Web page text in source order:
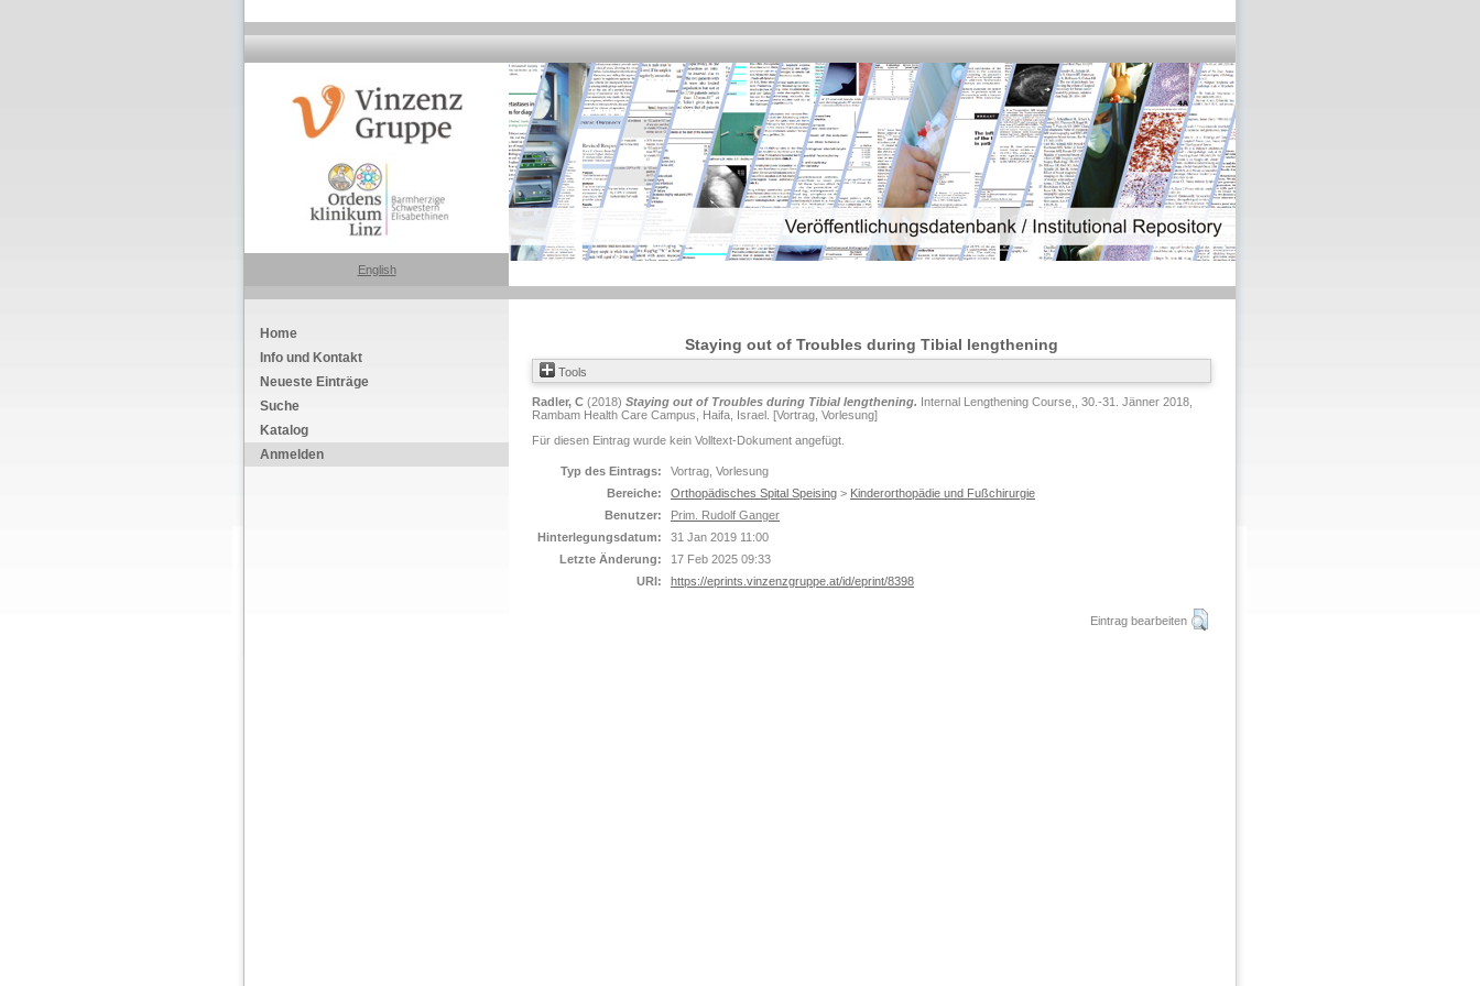
English
Home
Info und Kontakt
Neueste Einträge
Suche
Katalog
Anmelden
Staying out of Troubles during Tibial lengthening
Tools
Radler, C (2018) Staying out of Troubles during Tibial lengthening. Internal Lengthening Course,, 30.-31. Jänner 2018,
Rambam Health Care Campus, Haifa, Israel. [Vortrag, Vorlesung]
Für diesen Eintrag wurde kein Volltext-Dokument angefügt.
Typ des Eintrags:
Vortrag, Vorlesung
Bereiche:
Orthopädisches Spital Speising > Kinderorthopädie und Fußchirurgie
Benutzer:
Prim. Rudolf Ganger
Hinterlegungsdatum:
31 Jan 2019 11:00
Letzte Änderung:
17 Feb 2025 09:33
URI:
https://eprints.vinzenzgruppe.at/id/eprint/8398
Eintrag bearbeiten